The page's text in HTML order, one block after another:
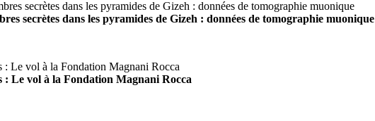
secrètes dans les pyramides de Gizeh : données de tomographie muonique
: Le vol à la Fondation Magnani Rocca